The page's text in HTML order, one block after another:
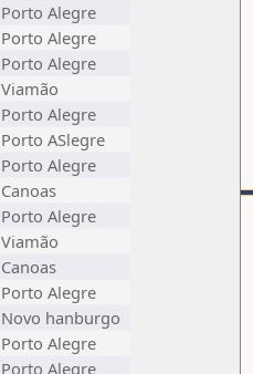
Porto Alegre
Porto Alegre
Porto Alegre
Viamão
Porto Alegre
Porto ASlegre
Porto Alegre
Canoas
Porto Alegre
Viamão
Canoas
Porto Alegre
Novo hanburgo
Porto Alegre
Porto Alegre